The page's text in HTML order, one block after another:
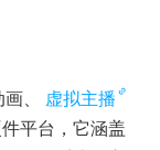
、
虚拟主播
平台，它涵盖